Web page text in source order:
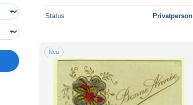
Status Privatperson
Neu